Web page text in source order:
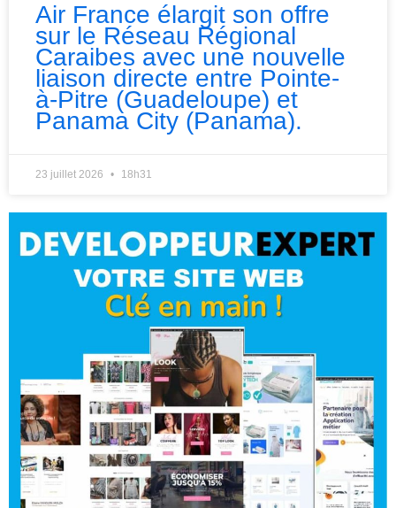
Air France élargit son offre
sur le Réseau Régional
Caraibes avec une nouvelle
liaison directe entre Pointe-
à-Pitre (Guadeloupe) et
Panama City (Panama).
23 juillet 2026 18h31